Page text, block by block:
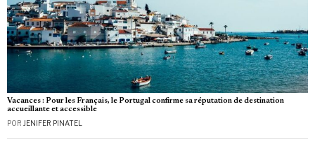
Vacances : Pour les Français, le Portugal confirme sa réputation de destination
accueillante et accessible
POR JENIFER PINATEL